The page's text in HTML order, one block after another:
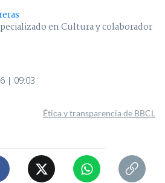
en Cultura y colaborador
| 09:03
Ética y transparencia de BBCL